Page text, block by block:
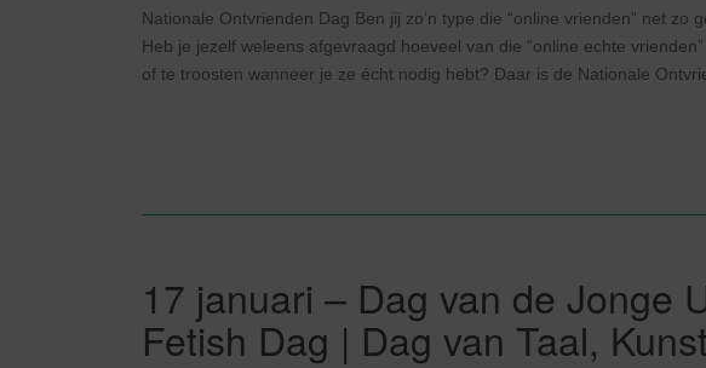
Nationale Ontvrienden Dag Ben jij zo’n type die “online vrienden” net zo
Heb je jezelf weleens afgevraagd hoeveel van die “online echte
of te troosten wanneer je ze écht nodig hebt? Daar is de Nationale
17 januari – Dag van de Jonge
Fetish Dag | Dag van Taal,